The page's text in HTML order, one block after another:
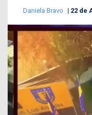
Daniela Bravo 22 de